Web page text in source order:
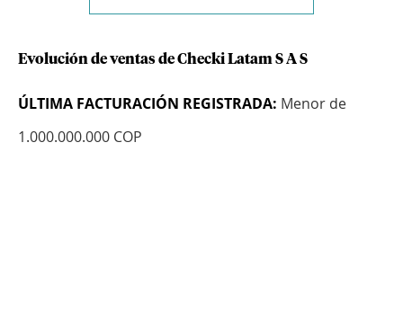
Evolución de ventas de Checki Latam S A S
ÚLTIMA FACTURACIÓN REGISTRADA: Menor de
1.000.000.000 COP